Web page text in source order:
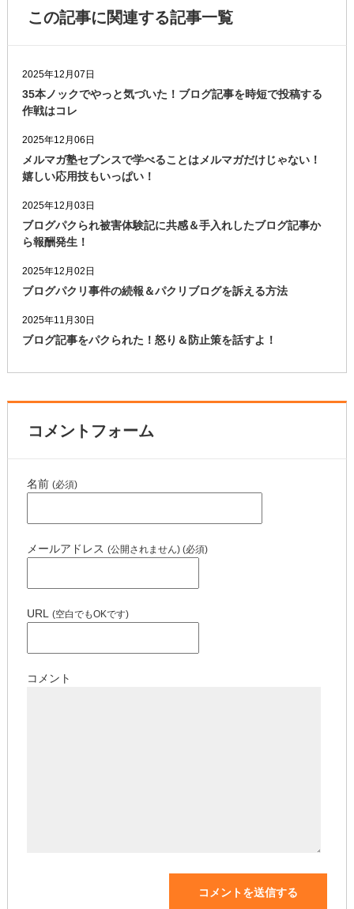
この記事に関連する記事一覧
2025年12月07日
35本ノックでやっと気づいた！ブログ記事を時短で投稿する
作戦はコレ
2025年12月06日
メルマガ塾セブンスで学べることはメルマガだけじゃない！
嬉しい応用技もいっぱい！
2025年12月03日
ブログパクられ被害体験記に共感＆手入れしたブログ記事か
ら報酬発生！
2025年12月02日
ブログパクリ事件の続報＆パクリブログを訴える方法
2025年11月30日
ブログ記事をパクられた！怒り＆防止策を話すよ！
コメントフォーム
名前 (必須)
メールアドレス (公開されません) (必須)
URL (空白でもOKです)
コメント